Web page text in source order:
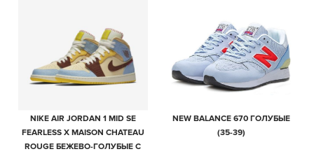
NIKE AIR JORDAN 1 MID SE
FEARLESS X MAISON CHATEAU
ROUGE БЕЖЕВО-ГОЛУБЫЕ С
NEW BALANCE 670 ГОЛУБЫЕ
(35-39)